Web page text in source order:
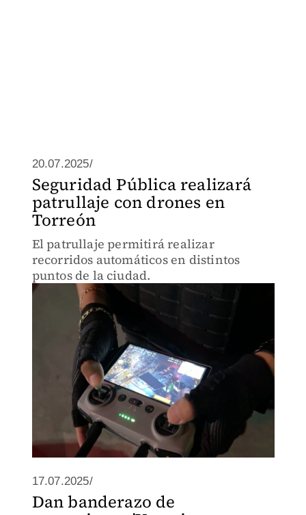
20.07.2025/
Seguridad Pública realizará
patrullaje con drones en
Torreón
El patrullaje permitirá realizar
recorridos automáticos en distintos
puntos de la ciudad.
17.07.2025/
Dan banderazo de